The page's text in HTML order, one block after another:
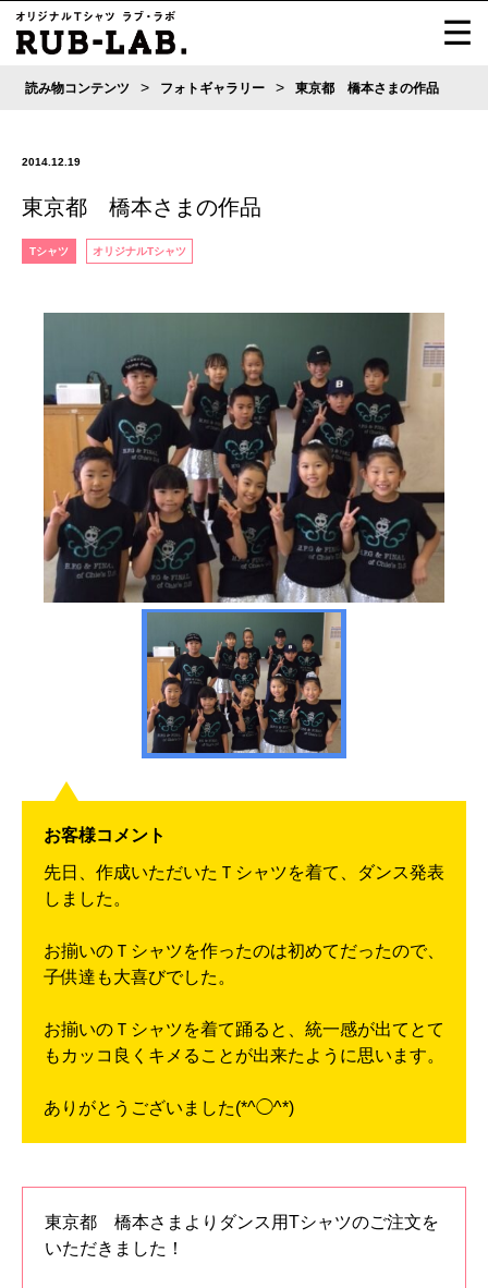
読み物コンテンツ > フォトギャラリー > 東京都 橋本さまの作品
2014.12.19
東京都 橋本さまの作品
Tシャツ オリジナルTシャツ
お客様コメント
先日、作成いただいたＴシャツを着て、ダンス発表
しました。
お揃いのＴシャツを作ったのは初めてだったので、
子供達も大喜びでした。
お揃いのＴシャツを着て踊ると、統一感が出てとて
もカッコ良くキメることが出来たように思います。
ありがとうございました(*^◯^*)
東京都 橋本さまよりダンス用Tシャツのご注文を
いただきました！